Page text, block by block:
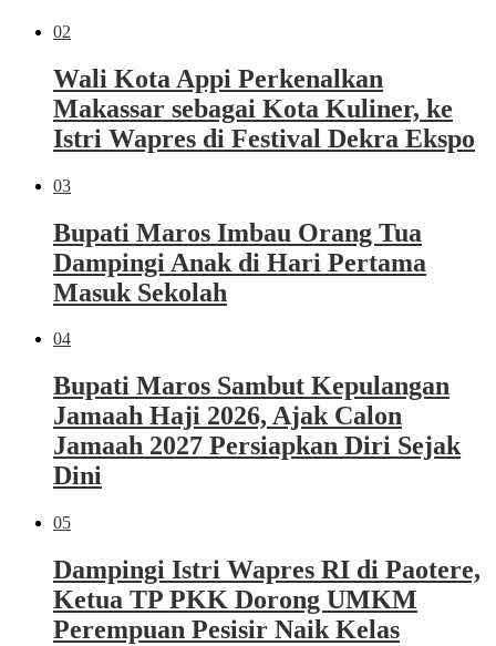
02
Wali Kota Appi Perkenalkan
Makassar sebagai Kota Kuliner, ke
Istri Wapres di Festival Dekra Ekspo
03
Bupati Maros Imbau Orang Tua
Dampingi Anak di Hari Pertama
Masuk Sekolah
04
Bupati Maros Sambut Kepulangan
Jamaah Haji 2026, Ajak Calon
Jamaah 2027 Persiapkan Diri Sejak
Dini
05
Dampingi Istri Wapres RI di Paotere,
Ketua TP PKK Dorong UMKM
Perempuan Pesisir Naik Kelas